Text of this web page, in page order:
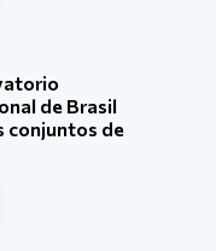
de Brasil
conjuntos de